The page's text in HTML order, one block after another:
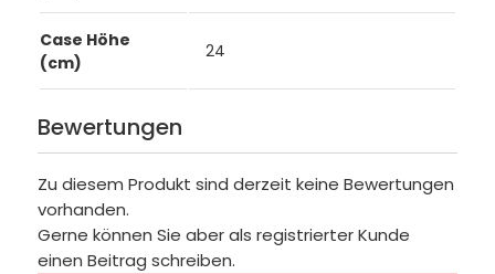
Case Höhe
(cm)
24
Bewertungen
Zu diesem Produkt sind derzeit keine Bewertungen
vorhanden.
Gerne können Sie aber als registrierter Kunde
einen Beitrag schreiben.